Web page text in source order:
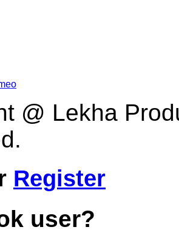
@ Lekha
Register
user?